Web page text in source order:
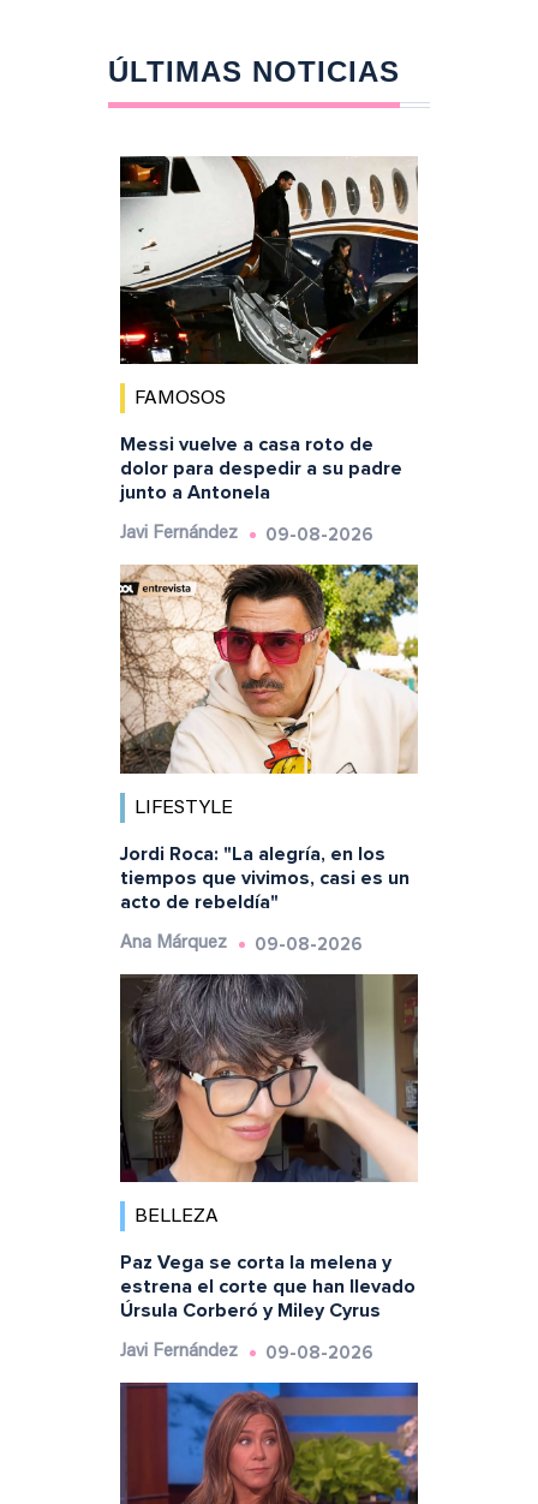
ÚLTIMAS NOTICIAS
FAMOSOS
Messi vuelve a casa roto de
dolor para despedir a su padre
junto a Antonela
Javi Fernández 09-08-2026
LIFESTYLE
Jordi Roca: "La alegría, en los
tiempos que vivimos, casi es un
acto de rebeldía"
Ana Márquez 09-08-2026
BELLEZA
Paz Vega se corta la melena y
estrena el corte que han llevado
Úrsula Corberó y Miley Cyrus
Javi Fernández 09-08-2026